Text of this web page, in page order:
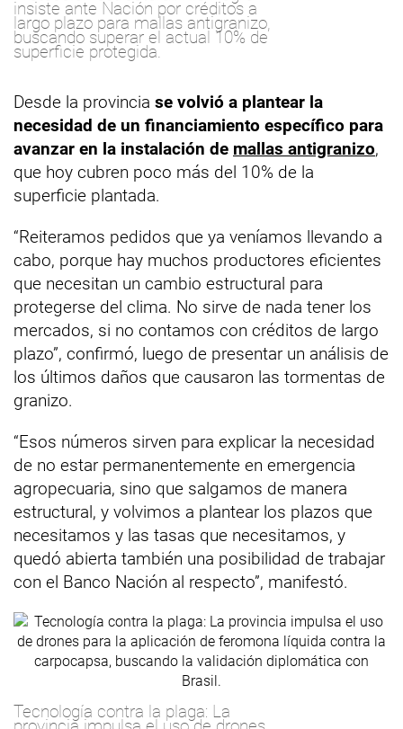
insiste ante Nación por créditos a
largo plazo para mallas antigranizo,
buscando superar el actual 10% de
superficie protegida.
Desde la provincia se volvió a plantear la
necesidad de un financiamiento específico para
avanzar en la instalación de mallas antigranizo,
que hoy cubren poco más del 10% de la
superficie plantada.
“Reiteramos pedidos que ya veníamos llevando a
cabo, porque hay muchos productores eficientes
que necesitan un cambio estructural para
protegerse del clima. No sirve de nada tener los
mercados, si no contamos con créditos de largo
plazo”, confirmó, luego de presentar un análisis de
los últimos daños que causaron las tormentas de
granizo.
“Esos números sirven para explicar la necesidad
de no estar permanentemente en emergencia
agropecuaria, sino que salgamos de manera
estructural, y volvimos a plantear los plazos que
necesitamos y las tasas que necesitamos, y
quedó abierta también una posibilidad de trabajar
con el Banco Nación al respecto”, manifestó.
Tecnología contra la plaga: La